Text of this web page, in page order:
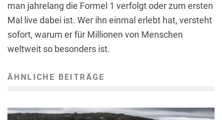
man jahrelang die Formel 1 verfolgt oder zum ersten
Mal live dabei ist. Wer ihn einmal erlebt hat, versteht
sofort, warum er für Millionen von Menschen
weltweit so besonders ist.
ÄHNLICHE BEITRÄGE